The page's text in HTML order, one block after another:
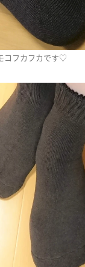
コフカフカです♡